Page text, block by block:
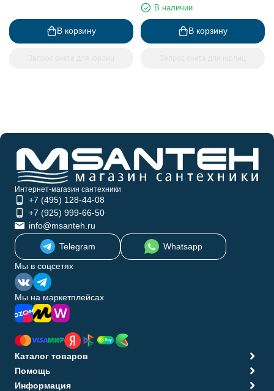
В корзину
В наличии
В корзину
Интернет-магазин сантехники
+7 (495) 128-44-08
+7 (925) 999-66-50
info@msanteh.ru
Telegram
Whatsapp
Мы в соцсетях
Мы на маркетплейсах
Каталог товаров
Помощь
Информация